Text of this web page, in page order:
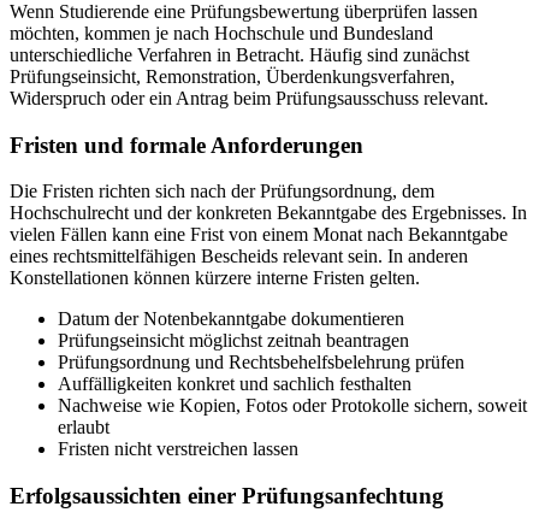
Wenn Studierende eine Prüfungsbewertung überprüfen lassen
möchten, kommen je nach Hochschule und Bundesland
unterschiedliche Verfahren in Betracht. Häufig sind zunächst
Prüfungseinsicht, Remonstration, Überdenkungsverfahren,
Widerspruch oder ein Antrag beim Prüfungsausschuss relevant.
Fristen und formale Anforderungen
Die Fristen richten sich nach der Prüfungsordnung, dem
Hochschulrecht und der konkreten Bekanntgabe des Ergebnisses. In
vielen Fällen kann eine Frist von einem Monat nach Bekanntgabe
eines rechtsmittelfähigen Bescheids relevant sein. In anderen
Konstellationen können kürzere interne Fristen gelten.
Datum der Notenbekanntgabe dokumentieren
Prüfungseinsicht möglichst zeitnah beantragen
Prüfungsordnung und Rechtsbehelfsbelehrung prüfen
Auffälligkeiten konkret und sachlich festhalten
Nachweise wie Kopien, Fotos oder Protokolle sichern, soweit
erlaubt
Fristen nicht verstreichen lassen
Erfolgsaussichten einer Prüfungsanfechtung